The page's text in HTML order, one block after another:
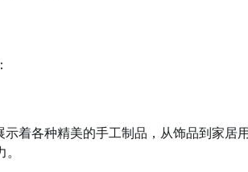
示着各种精美的手工制品，从饰品到家